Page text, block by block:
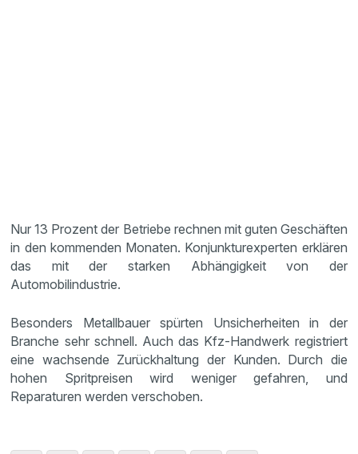
Nur 13 Prozent der Betriebe rechnen mit guten Geschäften
in den kommenden Monaten. Konjunkturexperten erklären
das mit der starken Abhängigkeit von der
Automobilindustrie.
Besonders Metallbauer spürten Unsicherheiten in der
Branche sehr schnell. Auch das Kfz-Handwerk registriert
eine wachsende Zurückhaltung der Kunden. Durch die
hohen Spritpreisen wird weniger gefahren, und
Reparaturen werden verschoben.